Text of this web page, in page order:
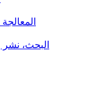
البحث،